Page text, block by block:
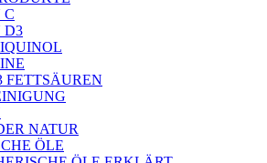
C
D3
FETTSÄUREN
NATUR
ÖLE